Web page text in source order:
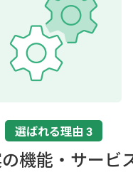
選ばれる理由 3
機能・サービ